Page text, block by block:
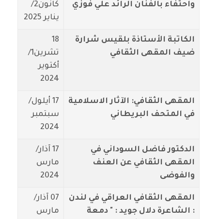
واحتفاء بالفنان الرائد علي فوزي
كانون2/
يناير 2025
الكاتبة الأستاذة بلقيس شرارة
ضيف المقهى الثقافي
18
تشرين1/
أكتوير
2024
المقهى الثقافي: الآثار الاسلامية
في المتحف البريطاني
17 أيلول/
سبتمبر
2024
الدكتور فاضل السوداني في
المقهى الثقافي عن العنف
والفوضى
17 آذار/
مارس
2024
المقهى الثقافي العراقي في لندن
: الشاعرة دلال جويد : " دمعة
07 آذار/
مارس